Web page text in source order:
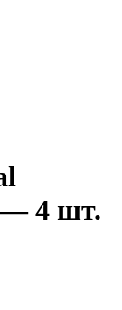
— 4 шт.